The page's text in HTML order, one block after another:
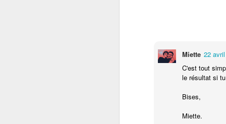
Miette 22
C'est tout
le résultat si
Bises,
Miette.